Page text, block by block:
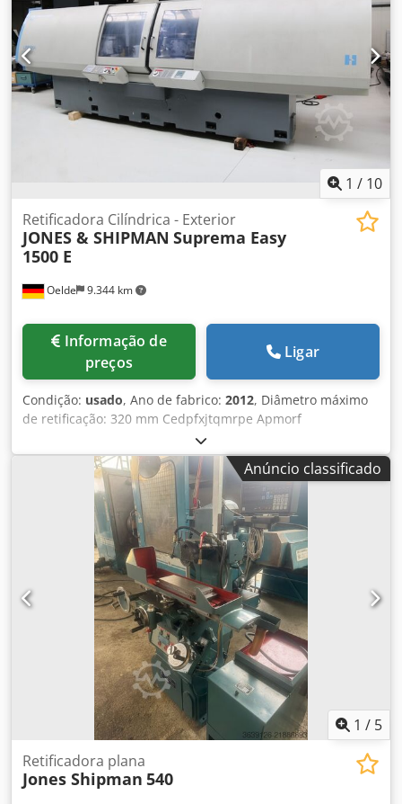
1 / 10
Oelde 9.344 km
Retificadora Cilíndrica - Exterior
JONES & SHIPMAN Suprema Easy
1500 E
preços
Ligar
Condição: usado, Ano de fabrico: 2012, Diâmetro máximo
de retificação: 320 mm Cedpfxjtqmrpe Apmorf
Comprimento de retificação: 1.500 mm Altura dos centros:
160 mm Comando Touch Jones & Shipman Peso máximo
entre pontas: 100 kg Curso do eixo Z: 1.645 mm Velocidade
de avanço: m/min Giro: +5 / -5° Curso do eixo X: 260 mm
Velocidade de avanço: até 6 m/min Potência do motor do
fuso de retificação: 7,5 kW Velocidade de corte: 45 m/s
Rebolo (diâmetro x largura x furo): 450 x 50 x 203,2 mm
Ângulo de giro: -15 / +90° Faixa de rotação: 0 - 660 rpm
Torque: 27 Nm Cone de fixação: MK 3 Peso da máquina:
aprox. 8,5 t Dimensões (CxLxA): aprox. 5,5 x 2,5 x 2,0 m
Retificadora cilíndrica externa JONES & SHIPMAN -
Suprema Easy 1500 E - Flange de rebolo reserva -
Diamante multi-grãos (para dressagem periférica e lateral,
10 mm, 1 quilate) - Contra-ponta com ajuste micrométrico
(curso máx. de ajuste +/-0,05 mm) - Recuo pneumático da
pinóla - Luneta de duas castanhas (faixa de Ø 8-75 mm)
Anúncio classificado
1 / 5
Retificadora plana
Jones Shipman 540